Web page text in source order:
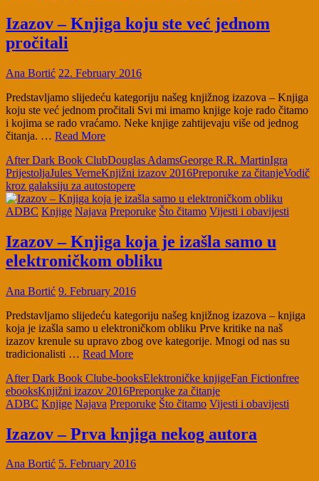
Izazov – Knjiga koju ste već jednom
pročitali
Ana Bortić 22. February 2016
Predstavljamo slijedeću kategoriju našeg knjižnog izazova – Knjiga
koju ste već jednom pročitali Svi mi imamo knjige koje rado čitamo
i kojima se rado vraćamo. Neke knjige zahtijevaju više od jednog
čitanja. … Read More
After Dark Book ClubDouglas AdamsGeorge R.R. MartinIgra
PrijestoljaJules VerneKnjižni izazov 2016Preporuke za čitanjeVodič
kroz galaksiju za autostopere
ADBC Knjige Najava Preporuke Što čitamo Vijesti i obavijesti
Izazov – Knjiga koja je izašla samo u
elektroničkom obliku
Ana Bortić 9. February 2016
Predstavljamo slijedeću kategoriju našeg knjižnog izazova – knjiga
koja je izašla samo u elektroničkom obliku Prve kritike na naš
izazov krenule su upravo zbog ove kategorije. Mnogi od nas su
tradicionalisti … Read More
After Dark Book Clube-booksElektroničke knjigeFan Fictionfree
ebooksKnjižni izazov 2016Preporuke za čitanje
ADBC Knjige Najava Preporuke Što čitamo Vijesti i obavijesti
Izazov – Prva knjiga nekog autora
Ana Bortić 5. February 2016